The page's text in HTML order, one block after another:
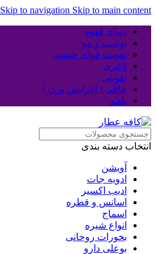
Skip to navigation Skip to main content
دنیای قهوه
پوست و مو
تقویت قوای جنسی
لاغری
تقویتی
چاقی ( افزایش وزن )
بلغم
انتخاب دسته بندی
آویشن
ادویه جات
ادیب اکسیر
اسانس و قطره
اسماج
انواع شیره
بخورات روحانی
بوعلی دارو